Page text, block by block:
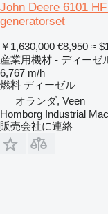
John Deere 6101
generatorset
￥1,630,000 €8,950 ≈
産業用機材 - ディーゼ
6,767 m/h
燃料 ディーゼル
オランダ, Veen
Homborg Industrial
販売会社に連絡